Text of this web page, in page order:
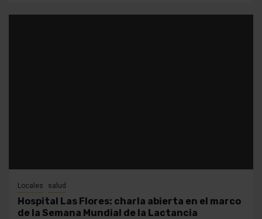
Locales salud
Hospital Las Flores: charla abierta en el marco
de la Semana Mundial de la Lactancia